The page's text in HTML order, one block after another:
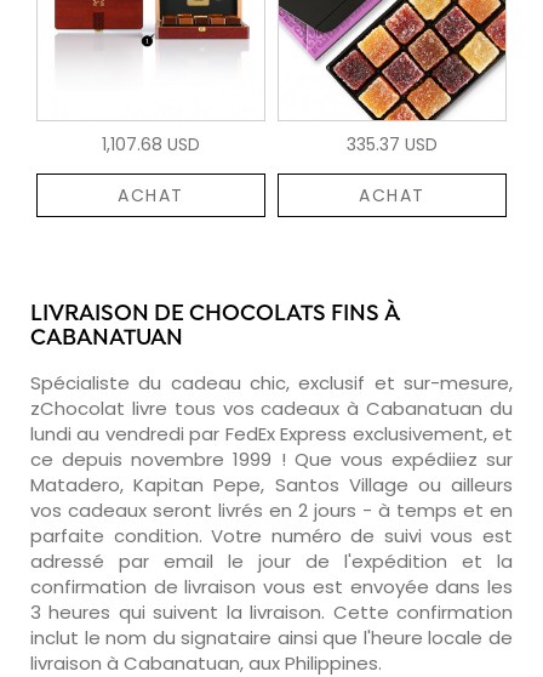
1,107.68 USD
ACHAT
335.37 USD
ACHAT
LIVRAISON DE CHOCOLATS FINS À
CABANATUAN
Spécialiste du cadeau chic, exclusif et sur-mesure,
zChocolat livre tous vos cadeaux à Cabanatuan du
lundi au vendredi par FedEx Express exclusivement, et
ce depuis novembre 1999 ! Que vous expédiiez sur
Matadero, Kapitan Pepe, Santos Village ou ailleurs
vos cadeaux seront livrés en 2 jours - à temps et en
parfaite condition. Votre numéro de suivi vous est
adressé par email le jour de l'expédition et la
confirmation de livraison vous est envoyée dans les
3 heures qui suivent la livraison. Cette confirmation
inclut le nom du signataire ainsi que l'heure locale de
livraison à Cabanatuan, aux Philippines.